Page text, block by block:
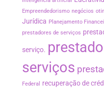
Empreendedorismo negócios
Jurídica Planejamento
prestadores de serviços
serviço.
serviços
Federal recuperação de